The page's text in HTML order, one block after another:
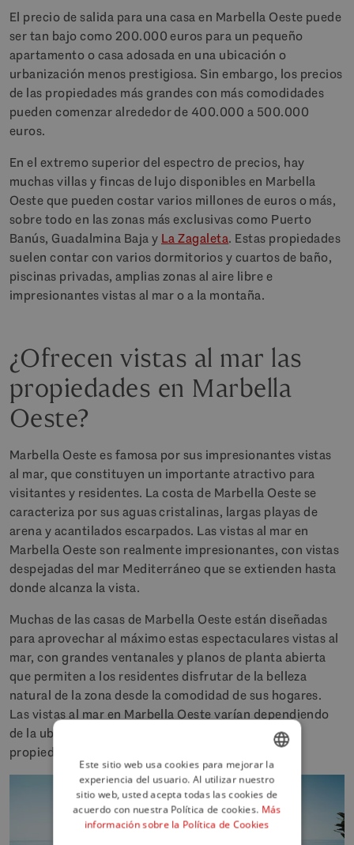
El precio de salida para una casa en Marbella Oeste puede
ser tan bajo como 200.000 euros para un pequeño
apartamento o casa adosada en una ubicación o
urbanización menos prestigiosa. Sin embargo, los precios
de las propiedades más grandes con más comodidades
pueden comenzar alrededor de 400.000 a 500.000
euros.
En el extremo superior del espectro de precios, hay
muchas villas y fincas de lujo disponibles en Marbella
Oeste que pueden costar varios millones de euros o más,
sobre todo en las zonas más exclusivas como Puerto
Banús, Guadalmina Baja y La Zagaleta. Estas propiedades
suelen contar con varios dormitorios y cuartos de baño,
piscinas privadas, amplias zonas al aire libre e
impresionantes vistas al mar o a la montaña.
¿Ofrecen vistas al mar las
propiedades en Marbella
Oeste?
Marbella Oeste es famosa por sus impresionantes vistas
al mar, que constituyen un importante atractivo para
visitantes y residentes. La costa de Marbella Oeste se
caracteriza por sus aguas cristalinas, largas playas de
arena y acantilados escarpados. Las vistas al mar en
Marbella Oeste son realmente impresionantes, con vistas
despejadas del mar Mediterráneo que se extienden hasta
donde alcanza la vista.
Muchas de las casas de Marbella Oeste están diseñadas
para aprovechar al máximo estas espectaculares vistas al
mar, con grandes ventanales y planos de planta abierta
que permiten a los residentes disfrutar de la belleza
natural de la zona desde la comodidad de sus hogares.
Las vistas al mar en Marbella Oeste varían dependiendo
de la ubicación específica y la orientación de la
propiedad.
ENGLISH
SPANISH
Este sitio web usa cookies para mejorar la
experiencia del usuario. Al utilizar nuestro
sitio web, usted acepta todas las cookies de
acuerdo con nuestra Política de cookies. Más
información sobre la Política de Cookies